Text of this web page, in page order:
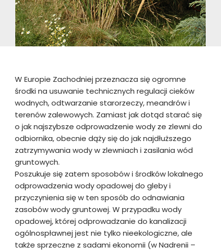
W Europie Zachodniej przeznacza się ogromne
środki na usuwanie technicznych regulacji cieków
wodnych, odtwarzanie starorzeczy, meandrów i
terenów zalewowych. Zamiast jak dotąd starać się
o jak najszybsze odprowadzenie wody ze zlewni do
odbiornika, obecnie dąży się do jak najdłuższego
zatrzymywania wody w zlewniach i zasilania wód
gruntowych.
Poszukuje się zatem sposobów i środków lokalnego
odprowadzenia wody opadowej do gleby i
przyczynienia się w ten sposób do odnawiania
zasobów wody gruntowej. W przypadku wody
opadowej, której odprowadzanie do kanalizacji
ogólnospławnej jest nie tylko nieekologiczne, ale
także sprzeczne z sadami ekonomii (w Nadrenii –